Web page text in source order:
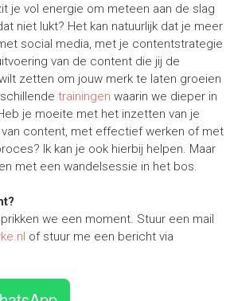
je vol energie om meteen aan de slag
niet lukt? Het kan natuurlijk dat je meer
social media, met je contentstrategie
van de content die jij de
zetten om jouw merk te laten groeien
trainingen waarin we dieper in
je moeite met het inzetten van je
content, met effectief werken of met
Ik kan je ook hierbij helpen. Maar
met een wandelsessie in het bos.
we een moment. Stuur een mail
of stuur me een bericht via